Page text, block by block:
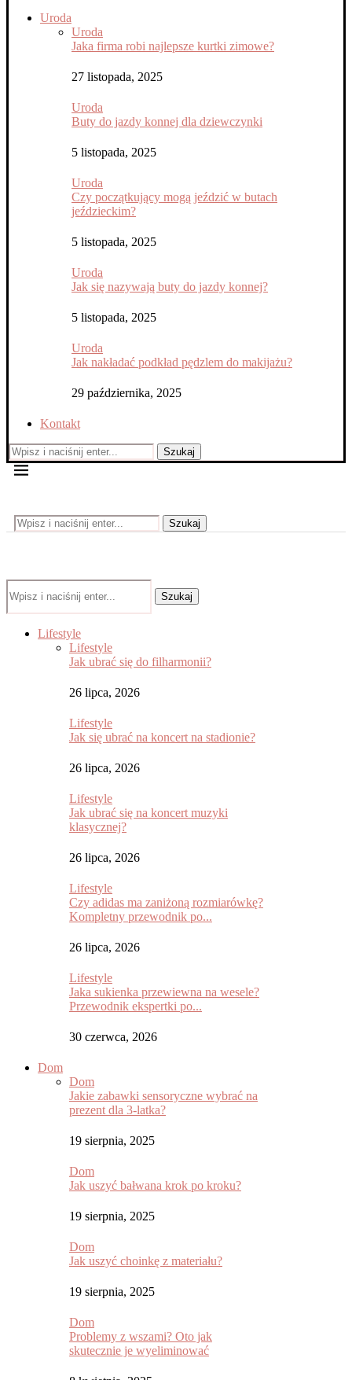
Uroda
Uroda
Jaka firma robi najlepsze kurtki zimowe?
27 listopada, 2025
Uroda
Buty do jazdy konnej dla dziewczynki
5 listopada, 2025
Uroda
Czy początkujący mogą jeździć w butach
jeździeckim?
5 listopada, 2025
Uroda
Jak się nazywają buty do jazdy konnej?
5 listopada, 2025
Uroda
Jak nakładać podkład pędzlem do makijażu?
29 października, 2025
Kontakt
Szukaj
Szukaj
Szukaj
Lifestyle
Lifestyle
Jak ubrać się do filharmonii?
26 lipca, 2026
Lifestyle
Jak się ubrać na koncert na stadionie?
26 lipca, 2026
Lifestyle
Jak ubrać się na koncert muzyki
klasycznej?
26 lipca, 2026
Lifestyle
Czy adidas ma zaniżoną rozmiarówkę?
Kompletny przewodnik po...
26 lipca, 2026
Lifestyle
Jaka sukienka przewiewna na wesele?
Przewodnik ekspertki po...
30 czerwca, 2026
Dom
Dom
Jakie zabawki sensoryczne wybrać na
prezent dla 3-latka?
19 sierpnia, 2025
Dom
Jak uszyć bałwana krok po kroku?
19 sierpnia, 2025
Dom
Jak uszyć choinkę z materiału?
19 sierpnia, 2025
Dom
Problemy z wszami? Oto jak
skutecznie je wyeliminować